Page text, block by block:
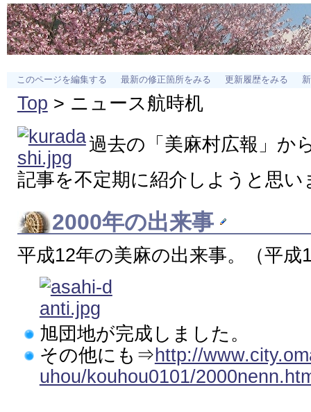
このページを編集する 最新の修正箇所をみる 更新履歴をみる
Top > ニュース航時机
過去の「美麻村広報」か
記事を不定期に紹介しようと思い
2000年の出来事
平成12年の美麻の出来事。（平成
旭団地が完成しました。
その他にも⇒ http://
uhou/kouhou0101/